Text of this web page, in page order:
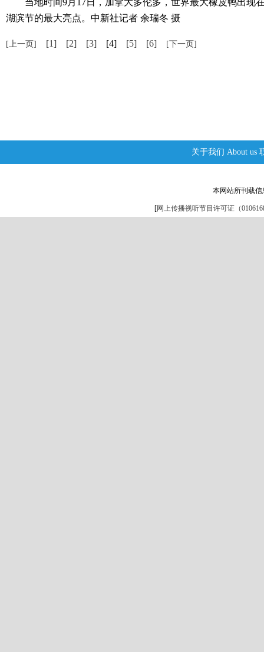
当地时间9月17日，加拿大多伦多，世界最大橡皮鸭出现在
湖滨节的最大亮点。中新社记者 余瑞冬 摄
[上一页] [1] [2] [3] [4] [5] [6] [下一页]
关于我们 About us
本网站所刊载
[网上传播视听节目许可证（